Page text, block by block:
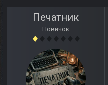
Печатник
Новичок